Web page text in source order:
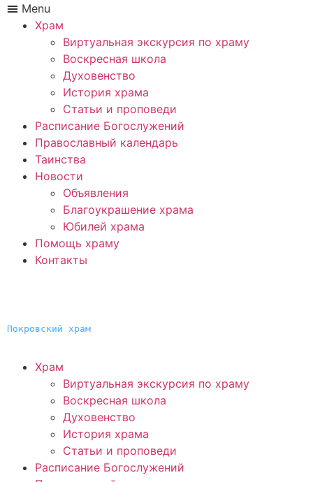
Menu
Храм
Виртуальная экскурсия по храму
Воскресная школа
Духовенство
История храма
Статьи и проповеди
Расписание Богослужений
Православный календарь
Таинства
Новости
Объявления
Благоукрашение храма
Юбилей храма
Помощь храму
Контакты
Покровский храм
Храм
Виртуальная экскурсия по храму
Воскресная школа
Духовенство
История храма
Статьи и проповеди
Расписание Богослужений